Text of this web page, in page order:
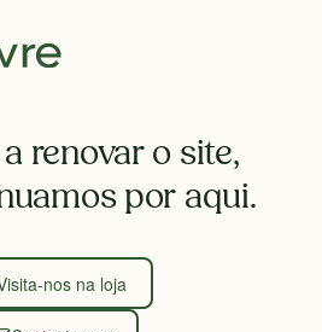
renovar o site,
por aqui.
nos na loja